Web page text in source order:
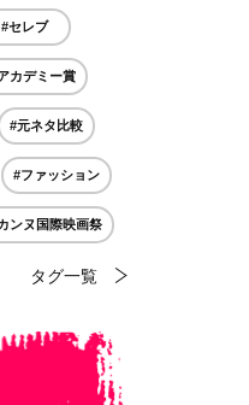
#セレブ
カデミー賞
#元ネタ比較
#ファッション
ンヌ国際映画祭
タグ一覧